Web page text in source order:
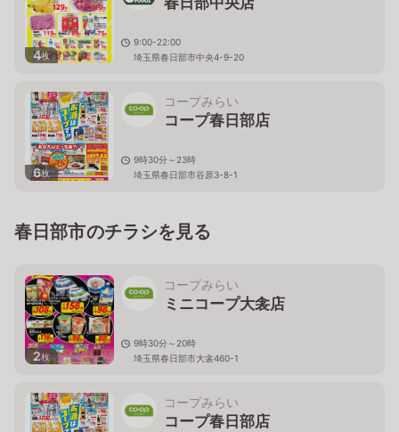
4枚
9:00-22:00
埼玉県春日部市中央4-9-20
6枚
コープみらい
コープ春日部店
9時30分～23時
埼玉県春日部市谷原3-8-1
春日部市のチラシを見る
2枚
コープみらい
ミニコープ大衾店
9時30分～20時
埼玉県春日部市大衾460-1
コープみらい
コープ春日部店